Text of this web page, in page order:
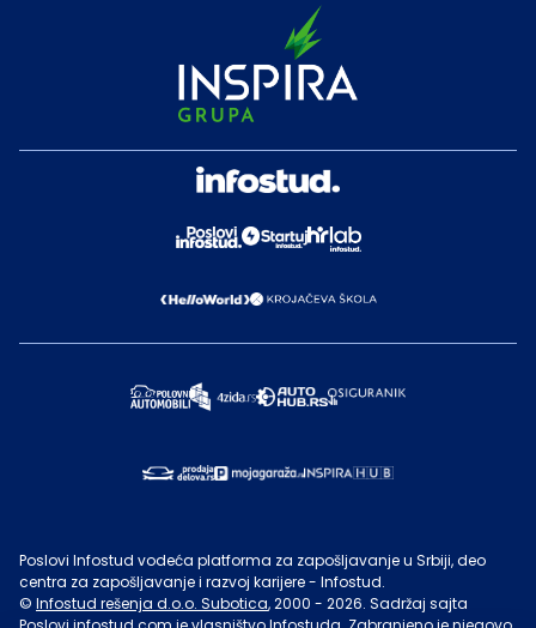
Poslovi Infostud vodeća platforma za zapošljavanje u Srbiji, deo
centra za zapošljavanje i razvoj karijere - Infostud.
© Infostud rešenja d.o.o. Subotica, 2000 - 2026. Sadržaj sajta